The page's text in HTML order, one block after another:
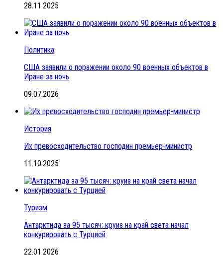
28.11.2025
Политика
США заявили о поражении около 90 военных объектов в
Иране за ночь
09.07.2026
История
Их превосходительство господин премьер-министр
11.10.2025
Туризм
Антарктида за 95 тысяч: круиз на край света начал
конкурировать с Турцией
22.01.2026